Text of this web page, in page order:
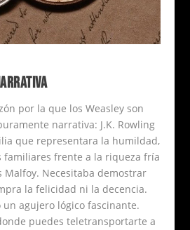
por la que los Weasley son
narrativa: J.K. Rowling
que representara la humildad,
familiares frente a la riqueza fría
Malfoy. Necesitaba demostrar
la felicidad ni la decencia.
un agujero lógico fascinante.
puedes teletransportarte a